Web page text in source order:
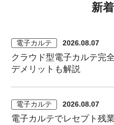
新
電子カルテ 2026.08.07
クラウド型電子カルテ完
デメリットも解説
電子カルテ 2026.08.07
電子カルテでレセプト残